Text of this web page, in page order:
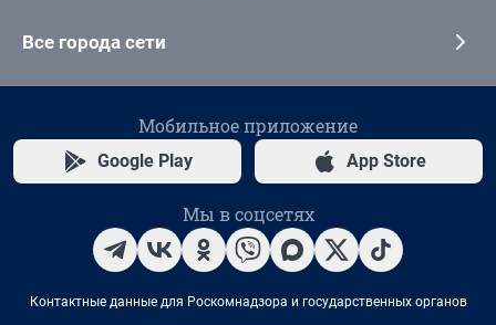
Все города сети
Мобильное приложение
Google Play App Store
Мы в соцсетях
Контактные данные для Роскомнадзора и государственных органов